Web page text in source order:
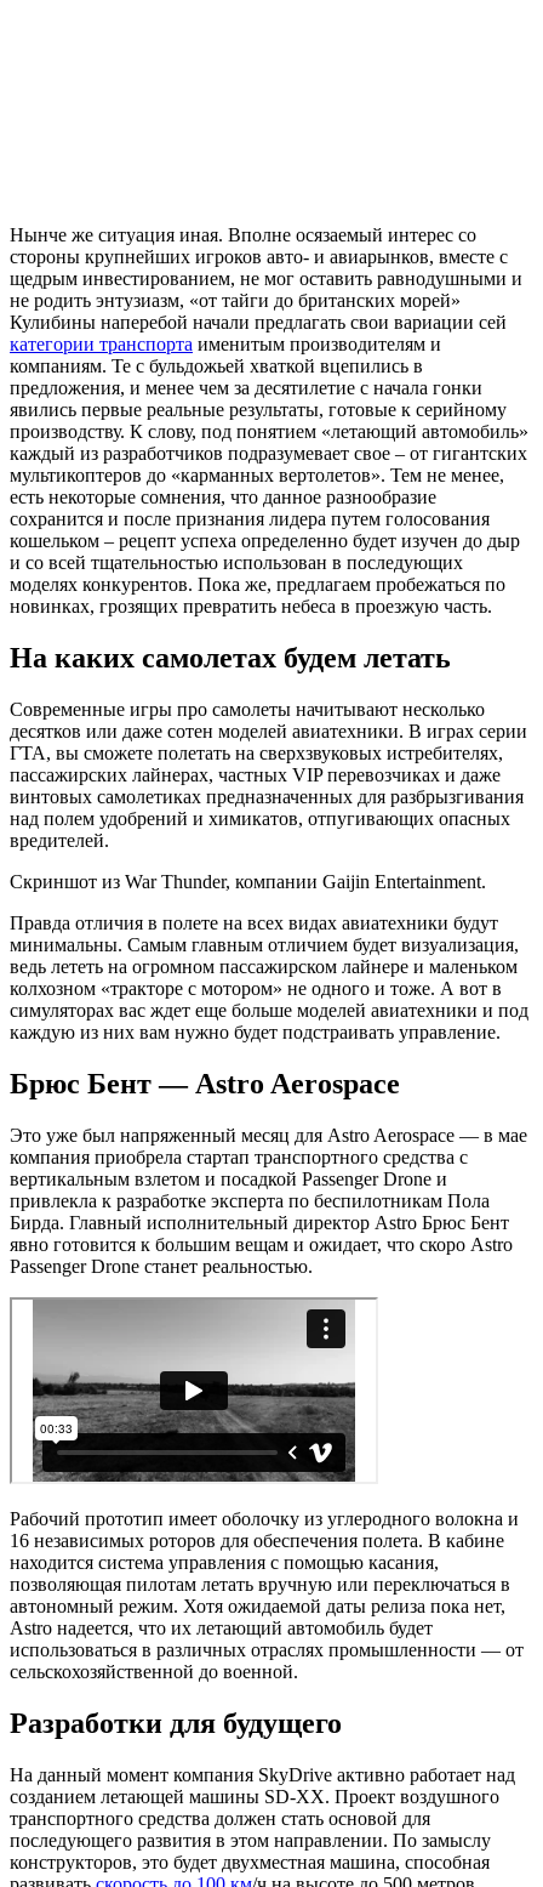
Нынче же ситуация иная. Вполне осязаемый интерес со
стороны крупнейших игроков авто- и авиарынков, вместе с
щедрым инвестированием, не мог оставить равнодушными и
не родить энтузиазм, «от тайги до британских морей»
Кулибины наперебой начали предлагать свои вариации сей
категории транспорта именитым производителям и
компаниям. Те с бульдожьей хваткой вцепились в
предложения, и менее чем за десятилетие с начала гонки
явились первые реальные результаты, готовые к серийному
производству. К слову, под понятием «летающий автомобиль»
каждый из разработчиков подразумевает свое – от гигантских
мультикоптеров до «карманных вертолетов». Тем не менее,
есть некоторые сомнения, что данное разнообразие
сохранится и после признания лидера путем голосования
кошельком – рецепт успеха определенно будет изучен до дыр
и со всей тщательностью использован в последующих
моделях конкурентов. Пока же, предлагаем пробежаться по
новинках, грозящих превратить небеса в проезжую часть.
На каких самолетах будем летать
Современные игры про самолеты начитывают несколько
десятков или даже сотен моделей авиатехники. В играх серии
ГТА, вы сможете полетать на сверхзвуковых истребителях,
пассажирских лайнерах, частных VIP перевозчиках и даже
винтовых самолетиках предназначенных для разбрызгивания
над полем удобрений и химикатов, отпугивающих опасных
вредителей.
Скриншот из War Thunder, компании Gaijin Entertainment.
Правда отличия в полете на всех видах авиатехники будут
минимальны. Самым главным отличием будет визуализация,
ведь лететь на огромном пассажирском лайнере и маленьком
колхозном «тракторе с мотором» не одного и тоже. А вот в
симуляторах вас ждет еще больше моделей авиатехники и под
каждую из них вам нужно будет подстраивать управление.
Брюс Бент — Astro Aerospace
Это уже был напряженный месяц для Astro Aerospace — в мае
компания приобрела стартап транспортного средства с
вертикальным взлетом и посадкой Passenger Drone и
привлекла к разработке эксперта по беспилотникам Пола
Бирда. Главный исполнительный директор Astro Брюс Бент
явно готовится к большим вещам и ожидает, что скоро Astro
Passenger Drone станет реальностью.
Рабочий прототип имеет оболочку из углеродного волокна и
16 независимых роторов для обеспечения полета. В кабине
находится система управления с помощью касания,
позволяющая пилотам летать вручную или переключаться в
автономный режим. Хотя ожидаемой даты релиза пока нет,
Astro надеется, что их летающий автомобиль будет
использоваться в различных отраслях промышленности — от
сельскохозяйственной до военной.
Разработки для будущего
На данный момент компания SkyDrive активно работает над
созданием летающей машины SD-XX. Проект воздушного
транспортного средства должен стать основой для
последующего развития в этом направлении. По замыслу
конструкторов, это будет двухместная машина, способная